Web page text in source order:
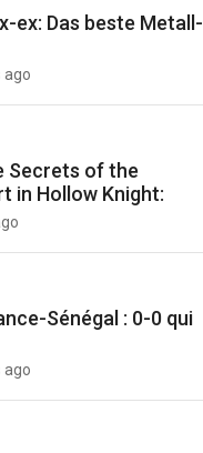
ex: Das beste Metall-
ago
Secrets of the
in Hollow Knight:
Sénégal : 0-0 qui
ago